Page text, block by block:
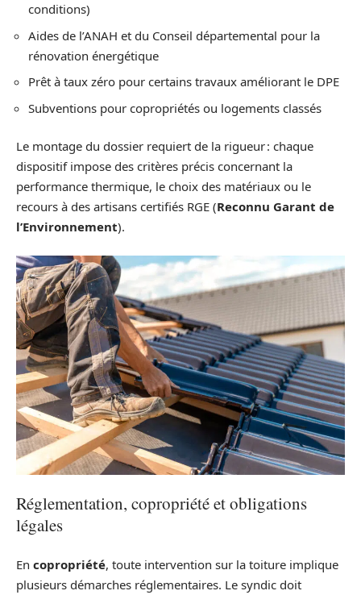
conditions)
Aides de l’ANAH et du Conseil départemental pour la
rénovation énergétique
Prêt à taux zéro pour certains travaux améliorant le DPE
Subventions pour copropriétés ou logements classés
Le montage du dossier requiert de la rigueur : chaque
dispositif impose des critères précis concernant la
performance thermique, le choix des matériaux ou le
recours à des artisans certifiés RGE (Reconnu Garant de
l’Environnement).
Réglementation, copropriété et obligations
légales
En copropriété, toute intervention sur la toiture implique
plusieurs démarches réglementaires. Le syndic doit